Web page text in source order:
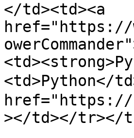
</td><td><a
href="https://
<td>Python</
href="https://
></td></tr></